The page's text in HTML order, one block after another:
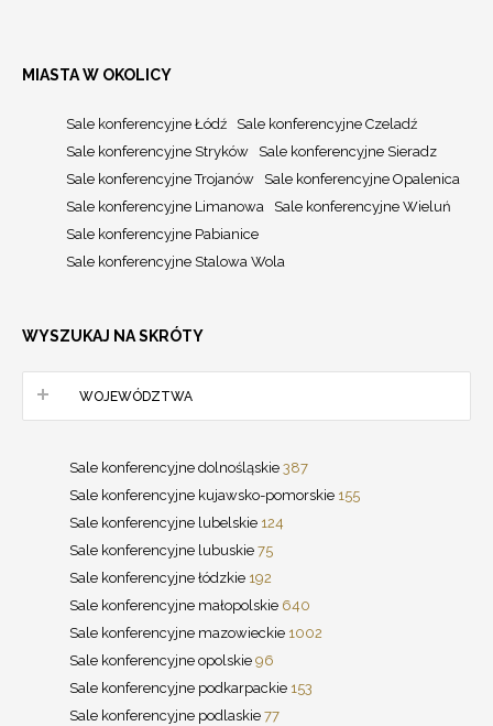
MIASTA W OKOLICY
Sale konferencyjne Łódź
Sale konferencyjne Czeladź
Sale konferencyjne Stryków
Sale konferencyjne Sieradz
Sale konferencyjne Trojanów
Sale konferencyjne Opalenica
Sale konferencyjne Limanowa
Sale konferencyjne Wieluń
Sale konferencyjne Pabianice
Sale konferencyjne Stalowa Wola
WYSZUKAJ NA SKRÓTY
WOJEWÓDZTWA
Sale konferencyjne dolnośląskie 387
Sale konferencyjne kujawsko-pomorskie 155
Sale konferencyjne lubelskie 124
Sale konferencyjne lubuskie 75
Sale konferencyjne łódzkie 192
Sale konferencyjne małopolskie 640
Sale konferencyjne mazowieckie 1002
Sale konferencyjne opolskie 96
Sale konferencyjne podkarpackie 153
Sale konferencyjne podlaskie 77